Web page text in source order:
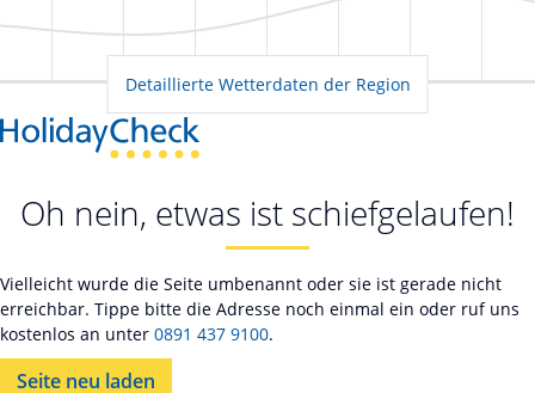
Detaillierte Wetterdaten der Region
Oh nein, etwas ist schiefgelaufen!
Vielleicht wurde die Seite umbenannt oder sie ist gerade nicht
erreichbar. Tippe bitte die Adresse noch einmal ein oder ruf uns
kostenlos an unter 0891 437 9100.
Seite neu laden